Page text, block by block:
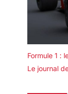
Formule 1 :
Le journal